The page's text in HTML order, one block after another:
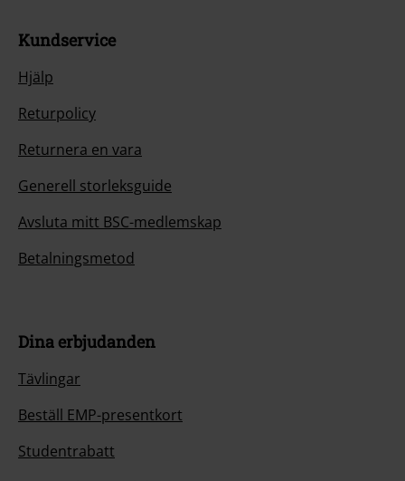
Kundservice
Hjälp
Returpolicy
Returnera en vara
Generell storleksguide
Avsluta mitt BSC-medlemskap
Betalningsmetod
Dina erbjudanden
Tävlingar
Beställ EMP-presentkort
Studentrabatt